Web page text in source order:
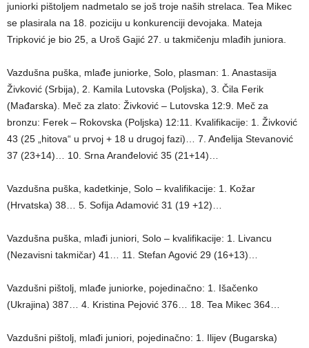
juniorki pištoljem nadmetalo se još troje naših strelaca. Tea Mikec
se plasirala na 18. poziciju u konkurenciji devojaka. Mateja
Tripković je bio 25, a Uroš Gajić 27. u takmičenju mlađih juniora.
Vazdušna puška, mlađe juniorke, Solo, plasman: 1. Anastasija
Živković (Srbija), 2. Kamila Lutovska (Poljska), 3. Čila Ferik
(Mađarska). Meč za zlato: Živković – Lutovska 12:9. Meč za
bronzu: Ferek – Rokovska (Poljska) 12:11. Kvalifikacije: 1. Živković
43 (25 „hitova“ u prvoj + 18 u drugoj fazi)… 7. Anđelija Stevanović
37 (23+14)… 10. Srna Aranđelović 35 (21+14)…
Vazdušna puška, kadetkinje, Solo – kvalifikacije: 1. Kožar
(Hrvatska) 38… 5. Sofija Adamović 31 (19 +12)…
Vazdušna puška, mlađi juniori, Solo – kvalifikacije: 1. Livancu
(Nezavisni takmičar) 41… 11. Stefan Agović 29 (16+13)…
Vazdušni pištolj, mlađe juniorke, pojedinačno: 1. Išačenko
(Ukrajina) 387… 4. Kristina Pejović 376… 18. Tea Mikec 364…
Vazdušni pištolj, mlađi juniori, pojedinačno: 1. Ilijev (Bugarska)